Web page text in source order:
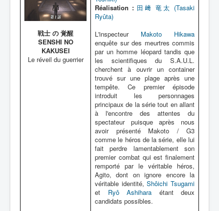
戦士 の 覚醒
SENSHI NO
KAKUSEI
Le réveil du guerrier
Réalisation : 田﨑 竜太 (Tasaki
Ryûta)
L'inspecteur Makoto Hikawa
enquête sur des meurtres commis
par un homme léopard tandis que
les scientifiques du S.A.U.L.
cherchent à ouvrir un container
trouvé sur une plage après une
tempête. Ce premier épisode
introduit les personnages
principaux de la série tout en allant
à l'encontre des attentes du
spectateur puisque après nous
avoir présenté Makoto / G3
comme le héros de la série, elle lui
fait perdre lamentablement son
premier combat qui est finalement
remporté par le véritable héros,
Agito, dont on ignore encore la
véritable identité,Shôichi Tsugami
et Ryô Ashihara étant deux
candidats possibles.